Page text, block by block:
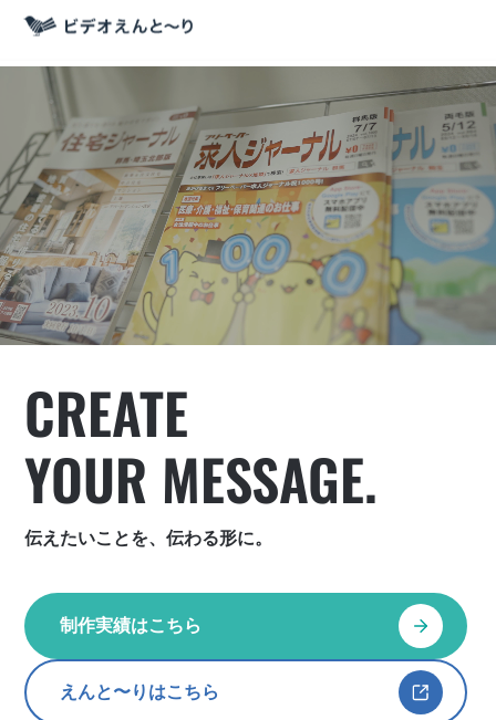
CREATE
YOUR MESSAGE.
伝えたいことを、伝わる形に。
制作実績はこちら
えんと〜りはこちら